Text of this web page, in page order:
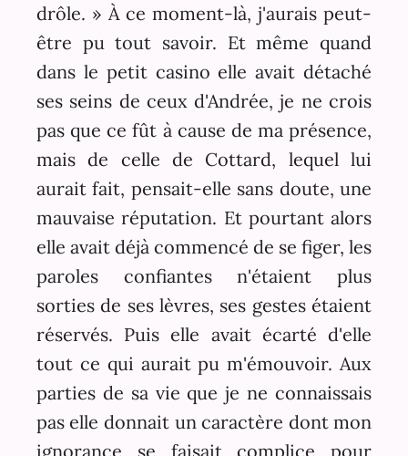
drôle. » À ce moment-là, j'aurais peut-
être pu tout savoir. Et même quand
dans le petit casino elle avait détaché
ses seins de ceux d'Andrée, je ne crois
pas que ce fût à cause de ma présence,
mais de celle de Cottard, lequel lui
aurait fait, pensait-elle sans doute, une
mauvaise réputation. Et pourtant alors
elle avait déjà commencé de se figer, les
paroles confiantes n'étaient plus
sorties de ses lèvres, ses gestes étaient
réservés. Puis elle avait écarté d'elle
tout ce qui aurait pu m'émouvoir. Aux
parties de sa vie que je ne connaissais
pas elle donnait un caractère dont mon
ignorance se faisait complice pour